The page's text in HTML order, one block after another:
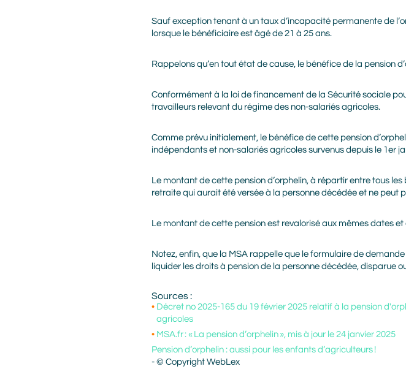
Sauf exception tenant à un taux d’incapacité permanente de
lorsque le bénéficiaire est âgé de 21 à 25 ans.
Rappelons qu’en tout état de cause, le bénéfice de la pension
Conformément à la loi de financement de la Sécurité sociale
travailleurs relevant du régime des non-salariés agricoles.
Comme prévu initialement, le bénéfice de cette pension
indépendants et non-salariés agricoles survenus depuis le 1er
Le montant de cette pension d’orphelin, à répartir entre tous
retraite qui aurait été versée à la personne décédée et ne peut
Le montant de cette pension est revalorisé aux mêmes dates
Notez, enfin, que la MSA rappelle que le formulaire de
liquider les droits à pension de la personne décédée, disparue
Sources :
Décret no 2025-165 du 19 février 2025 relatif à la pension
agricoles
MSA.fr : « La pension d’orphelin », mis à jour le 24 janvier 2025
Pension d’orphelin : aussi pour les enfants d’agriculteurs !
- © Copyright WebLex